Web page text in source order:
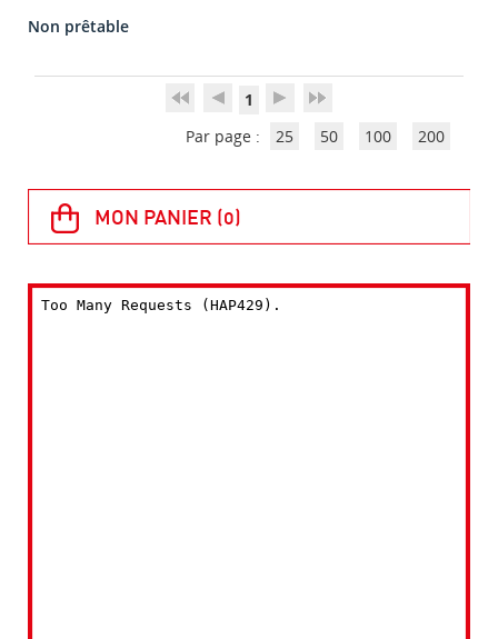
Non prêtable
1
Par page :
25 50 100 200